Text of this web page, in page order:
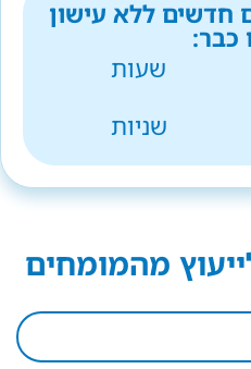
חדשים ללא עישון
כבר:
שעות
שניות
מהמומחים